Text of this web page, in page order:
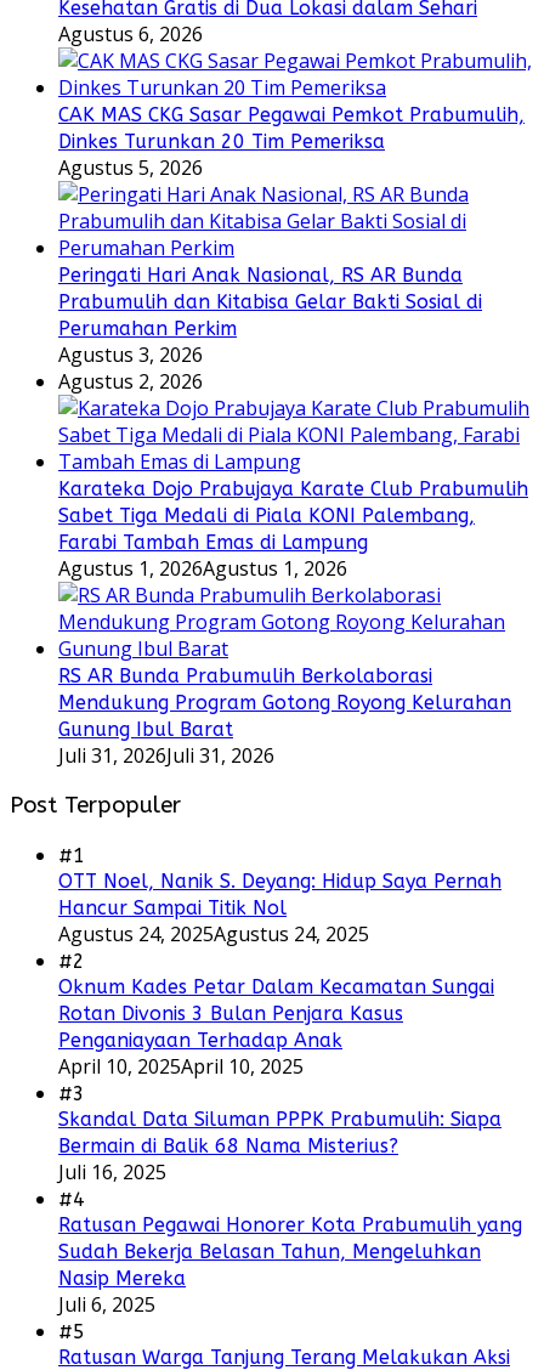
Kesehatan Gratis di Dua Lokasi dalam Sehari
Agustus 6, 2026
CAK MAS CKG Sasar Pegawai Pemkot Prabumulih,
Dinkes Turunkan 20 Tim Pemeriksa
Agustus 5, 2026
Peringati Hari Anak Nasional, RS AR Bunda
Prabumulih dan Kitabisa Gelar Bakti Sosial di
Perumahan Perkim
Agustus 3, 2026
Agustus 2, 2026
Karateka Dojo Prabujaya Karate Club Prabumulih
Sabet Tiga Medali di Piala KONI Palembang,
Farabi Tambah Emas di Lampung
Agustus 1, 2026Agustus 1, 2026
RS AR Bunda Prabumulih Berkolaborasi
Mendukung Program Gotong Royong Kelurahan
Gunung Ibul Barat
Juli 31, 2026Juli 31, 2026
Post Terpopuler
#1
OTT Noel, Nanik S. Deyang: Hidup Saya Pernah
Hancur Sampai Titik Nol
Agustus 24, 2025Agustus 24, 2025
#2
Oknum Kades Petar Dalam Kecamatan Sungai
Rotan Divonis 3 Bulan Penjara Kasus
Penganiayaan Terhadap Anak
April 10, 2025April 10, 2025
#3
Skandal Data Siluman PPPK Prabumulih: Siapa
Bermain di Balik 68 Nama Misterius?
Juli 16, 2025
#4
Ratusan Pegawai Honorer Kota Prabumulih yang
Sudah Bekerja Belasan Tahun, Mengeluhkan
Nasip Mereka
Juli 6, 2025
#5
Ratusan Warga Tanjung Terang Melakukan Aksi